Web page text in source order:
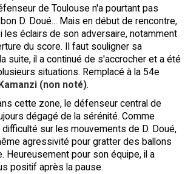
de Toulouse n'a pourtant pas
D. Doué... Mais en début de rencontre,
les éclairs de son adversaire, notamment
du score. Il faut souligner sa
suite, il a continué de s'accrocher et a été
situations. Remplacé à la 54e
(non noté).
cette zone, le défenseur central de
dégagé de la sérénité. Comme
difficulté sur les mouvements de D. Doué,
agressivité pour gratter des ballons
Heureusement pour son équipe, il a
positif après la pause.